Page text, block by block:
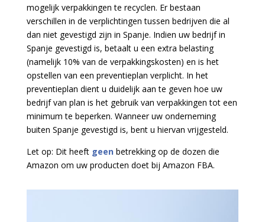
mogelijk verpakkingen te recyclen. Er bestaan
verschillen in de verplichtingen tussen bedrijven die al
dan niet gevestigd zijn in Spanje. Indien uw bedrijf in
Spanje gevestigd is, betaalt u een extra belasting
(namelijk 10% van de verpakkingskosten) en is het
opstellen van een preventieplan verplicht. In het
preventieplan dient u duidelijk aan te geven hoe uw
bedrijf van plan is het gebruik van verpakkingen tot een
minimum te beperken. Wanneeruw onderneming
buiten Spanje gevestigd is, bent u hiervan vrijgesteld.
Let op: Dit heeft geen betrekking op de dozen die
Amazon om uw producten doet bij Amazon FBA.